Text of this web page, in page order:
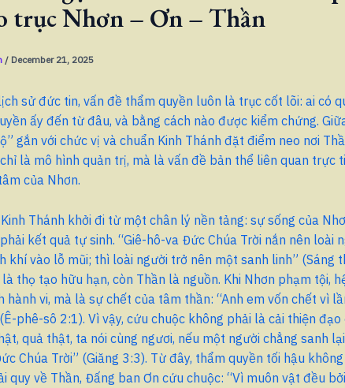
trục Nhơn – Ơn – Thần
/ December 21, 2025
sử đức tin, vấn đề thẩm quyền luôn là trục cốt lõi: ai có
ấy đến từ đâu, và bằng cách nào được kiểm chứng.
gắn với chức vị và chuẩn Kinh Thánh đặt điểm neo nơi
là mô hình quản trị, mà là vấn đề bản thể liên quan trực
của Nhơn.
Thánh khởi đi từ một chân lý nền tảng: sự sống của
kết quả tự sinh. “Giê-hô-va Đức Chúa Trời nắn nên loài
khí vào lỗ mũi; thì loài người trở nên một sanh linh” (Sáng
là thọ tạo hữu hạn, còn Thần là nguồn. Khi Nhơn phạm tội,
hành vi, mà là sự chết của tâm thần: “Anh em vốn chết vì
phê-sô 2:1). Vì vậy, cứu chuộc không phải là cải thiện
quả thật, ta nói cùng ngươi, nếu một người chẳng sanh
Chúa Trời” (Giăng 3:3). Từ đây, thẩm quyền tối hậu
quy về Thần, Đấng ban Ơn cứu chuộc: “Vì muôn vật đều